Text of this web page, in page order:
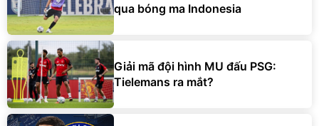
qua bóng ma Indonesia
Giải mã đội hình MU đấu PSG:
Tielemans ra mắt?